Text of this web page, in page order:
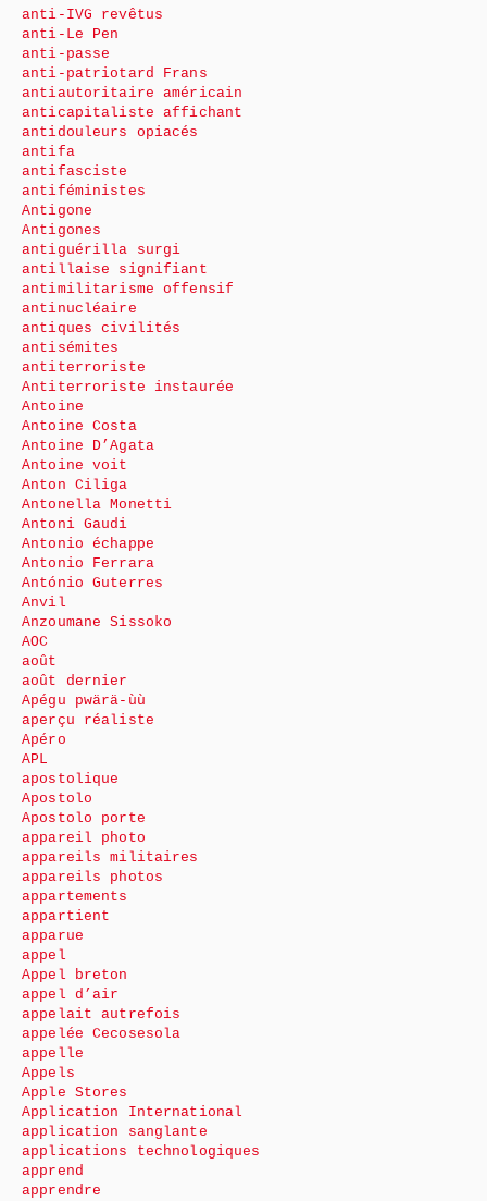
anti-IVG revêtus
anti-Le Pen
anti-passe
anti-patriotard Frans
antiautoritaire américain
anticapitaliste affichant
antidouleurs opiacés
antifa
antifasciste
antiféministes
Antigone
Antigones
antiguérilla surgi
antillaise signifiant
antimilitarisme offensif
antinucléaire
antiques civilités
antisémites
antiterroriste
Antiterroriste instaurée
Antoine
Antoine Costa
Antoine D’Agata
Antoine voit
Anton Ciliga
Antonella Monetti
Antoni Gaudi
Antonio échappe
Antonio Ferrara
António Guterres
Anvil
Anzoumane Sissoko
AOC
août
août dernier
Apégu pwärä-ùù
aperçu réaliste
Apéro
APL
apostolique
Apostolo
Apostolo porte
appareil photo
appareils militaires
appareils photos
appartements
appartient
apparue
appel
Appel breton
appel d’air
appelait autrefois
appelée Cecosesola
appelle
Appels
Apple Stores
Application International
application sanglante
applications technologiques
apprend
apprendre